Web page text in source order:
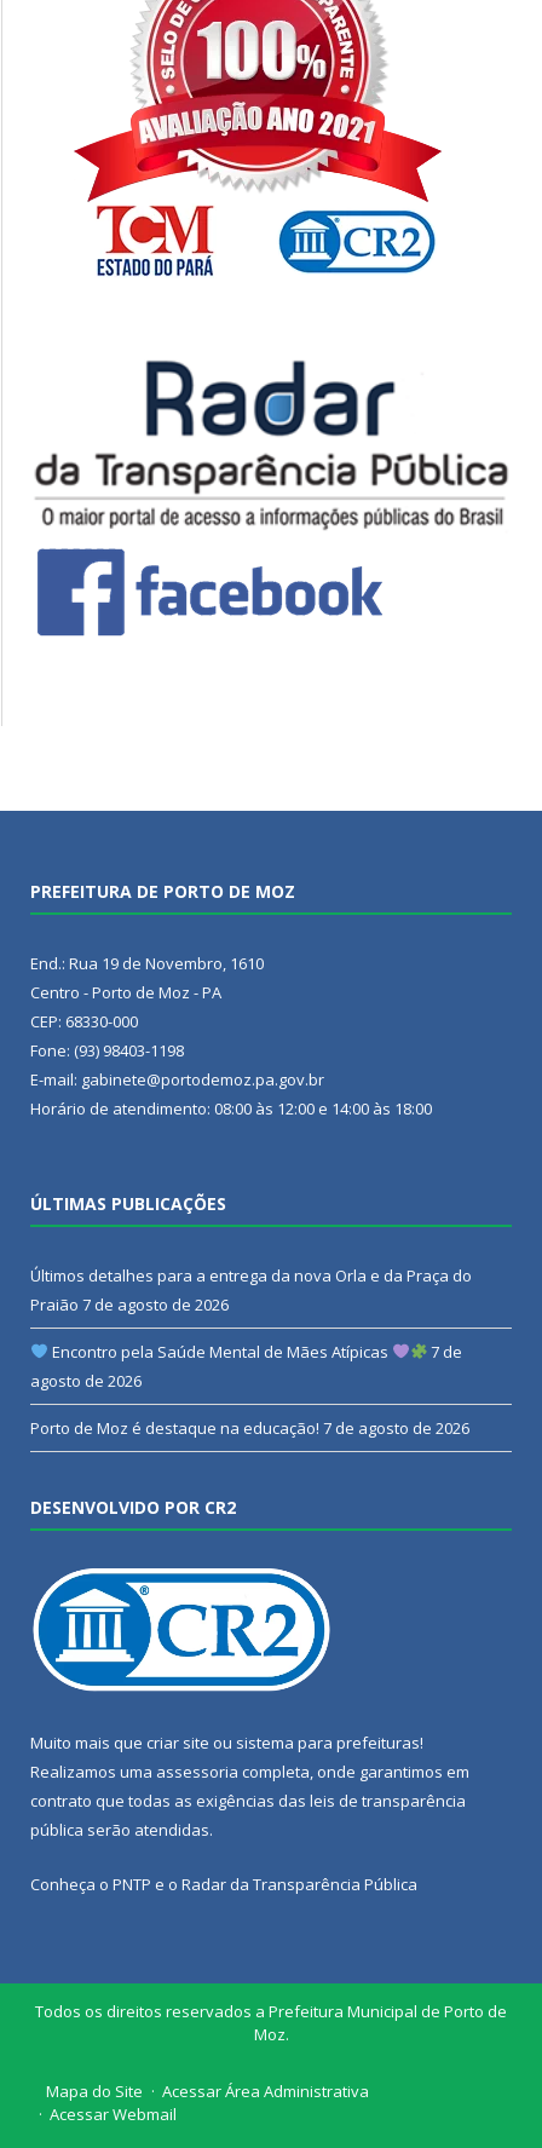
PREFEITURA DE PORTO DE MOZ
End.: Rua 19 de Novembro, 1610
Centro - Porto de Moz - PA
CEP: 68330-000
Fone: (93) 98403-1198
E-mail: gabinete@portodemoz.pa.gov.br
Horário de atendimento: 08:00 às 12:00 e 14:00 às 18:00
ÚLTIMAS PUBLICAÇÕES
Últimos detalhes para a entrega da nova Orla e da Praça do
Praião 7 de agosto de 2026
Encontro pela Saúde Mental de Mães Atípicas
7 de
agosto de 2026
Porto de Moz é destaque na educação! 7 de agosto de 2026
DESENVOLVIDO POR CR2
Muito mais que criar site ou sistema para prefeituras!
Realizamos uma assessoria completa, onde garantimos em
contrato que todas as exigências das leis de transparência
pública serão atendidas.
Conheça o PNTP e o Radar da Transparência Pública
Todos os direitos reservados a Prefeitura Municipal de Porto de
Moz.
Mapa do Site
Acessar Área Administrativa
Acessar Webmail